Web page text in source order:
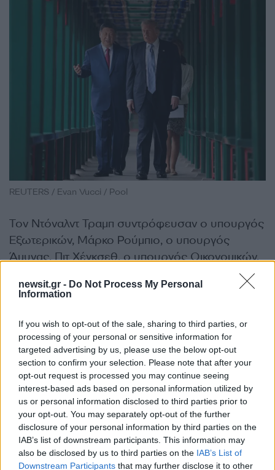
newsit.gr - Do Not Process My Personal
Information
If you wish to opt-out of the sale, sharing to third parties, or
processing of your personal or sensitive information for
targeted advertising by us, please use the below opt-out
section to confirm your selection. Please note that after your
opt-out request is processed you may continue seeing
interest-based ads based on personal information utilized by
us or personal information disclosed to third parties prior to
your opt-out. You may separately opt-out of the further
disclosure of your personal information by third parties on the
IAB’s list of downstream participants. This information may
also be disclosed by us to third parties on the IAB’s List of
Downstream Participants that may further disclose it to other
REUTERS / Evan Vucci / Pool
Τον Ντόναλντ Τραμπ συντρόφευσαν ο υπουργός
Εξωτερικών, Μάρκο Ρούμπιο, ο υπουργός
Άμυνας, Πιτ Χέγκσεθ, ο υπουργός Οικονομικών,
Σκοτ Μπέσεντ, ο εμπορικός αντιπρόσωπος των
ΗΠΑ, Τζέιμισον Γκριρ, καθώς και ο πρέσβης των
.@POTUSmeets with President Xi in
Zhongnanhai: “I want to thank you very
much. This has been an incredible visit. I
think a lot of good has come of it. We’ve
made some fantastic trade deals—great
for both countries… we’ve really done
some wonderful things, I believe.”